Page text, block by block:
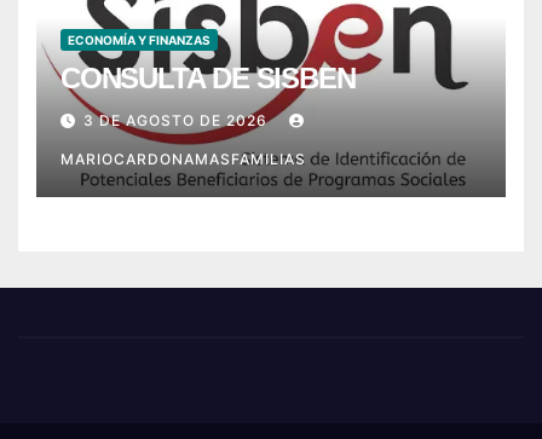
ECONOMÍA Y FINANZAS
CONSULTA DE SISBEN
3 DE AGOSTO DE 2026
MARIOCARDONAMASFAMILIAS